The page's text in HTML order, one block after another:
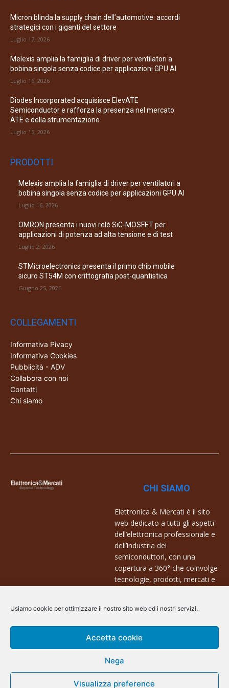
Usiamo cookie per ottimizzare il nostro sito web ed i nostri servizi.
Accetta cookie
Nega
Visualizza preference
Micron blinda la supply chain dell’automotive: accordi
strategici con i giganti del settore
Luglio 17, 2026
Melexis amplia la famiglia di driver per ventilatori a
bobina singola senza codice per applicazioni GPU AI
Luglio 16, 2026
Diodes Incorporated acquisisce ElevATE
Semiconductor e rafforza la presenza nel mercato
ATE e della strumentazione
Luglio 15, 2026
PRODOTTI
Melexis amplia la famiglia di driver per ventilatori a
bobina singola senza codice per applicazioni GPU AI
Luglio 16, 2026
OMRON presenta i nuovi relè SiC-MOSFET per
applicazioni di potenza ad alta tensione e di test
Luglio 2, 2026
STMicroelectronics presenta il primo chip mobile
sicuro ST54M con crittografia post-quantistica
Giugno 25, 2026
COLLEGAMENTI
Informativa Pivacy
Informativa Cookies
Pubblicità - ADV
Collabora con noi
Contatti
Chi siamo
CHI SIAMO
Elettronica & Mercati è il sito
web dedicato a tutti gli aspetti
dell’elettronica professionale e
dell’industria dei
semiconduttori, con una
copertura a 360° che coinvolge
tecnologie, prodotti, mercati e
Contatti:
info@arscommunication.it
@ArsCommunication 2023